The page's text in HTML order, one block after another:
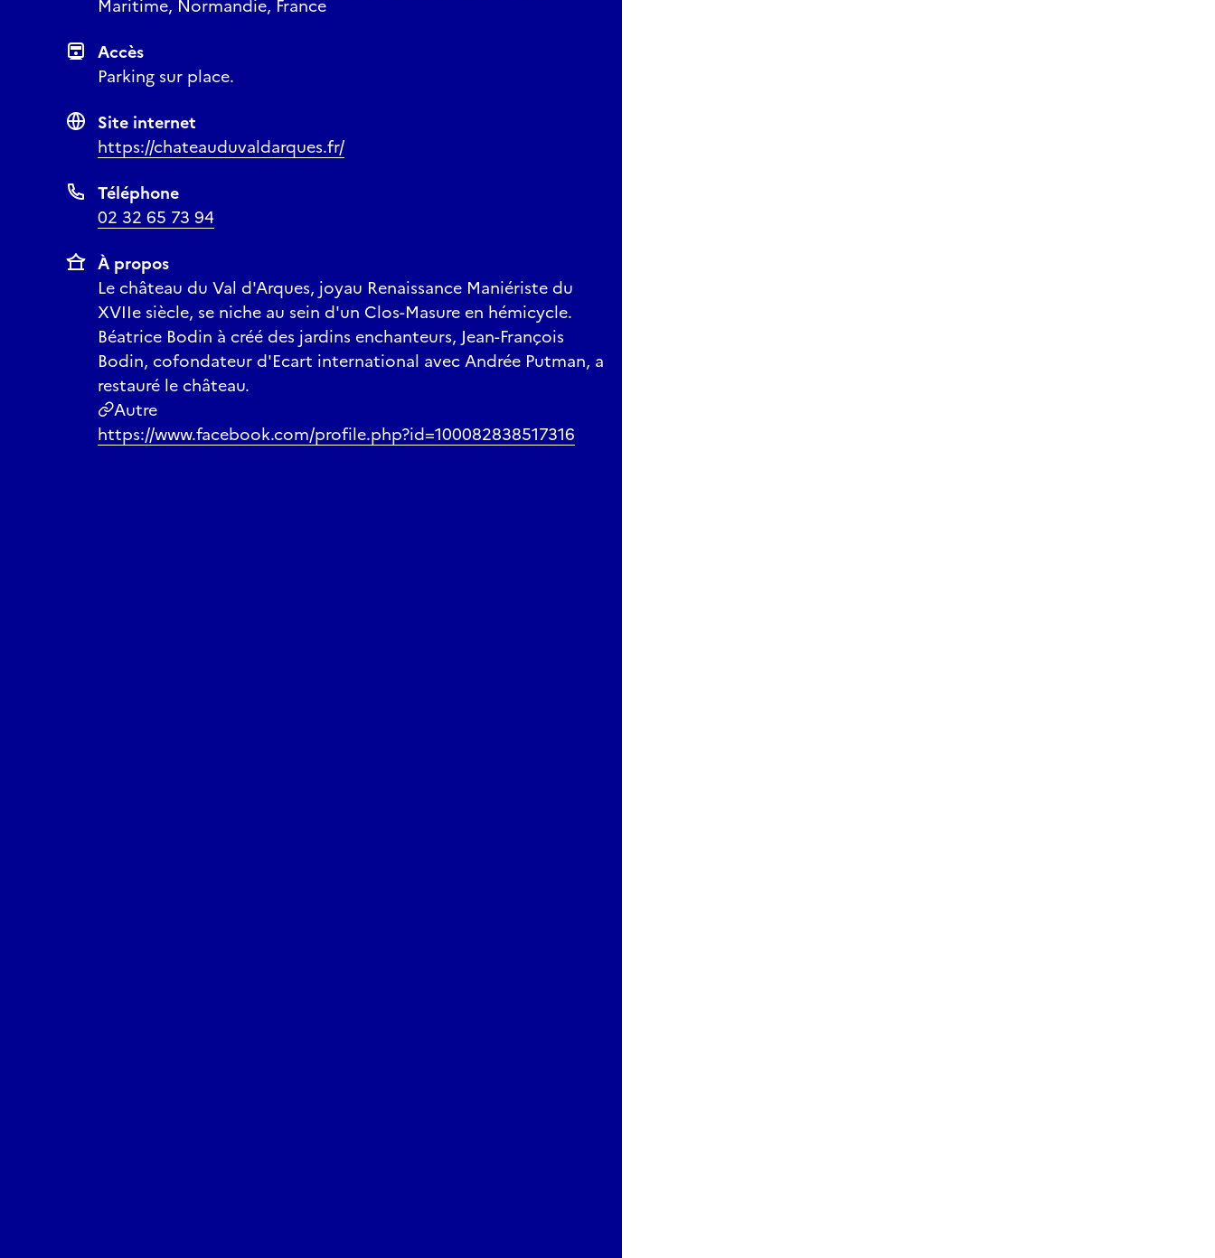
Maritime, Normandie, France
Accès
Parking sur place.
Site internet
https://chateauduvaldarques.fr/
Téléphone
02 32 65 73 94
À propos
Le château du Val d'Arques, joyau Renaissance Maniériste du
XVIIe siècle, se niche au sein d'un Clos-Masure en hémicycle.
Béatrice Bodin à créé des jardins enchanteurs, Jean-François
Bodin, cofondateur d'Ecart international avec Andrée Putman, a
restauré le château.
Autre
https://www.facebook.com/profile.php?id=100082838517316